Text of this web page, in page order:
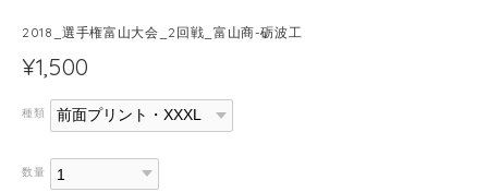
2018_選手権富山大会_2回戦_富山商-砺波工
¥1,500
種類
数量